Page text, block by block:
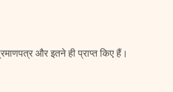
और इतने ही प्राप्त किए हैं।